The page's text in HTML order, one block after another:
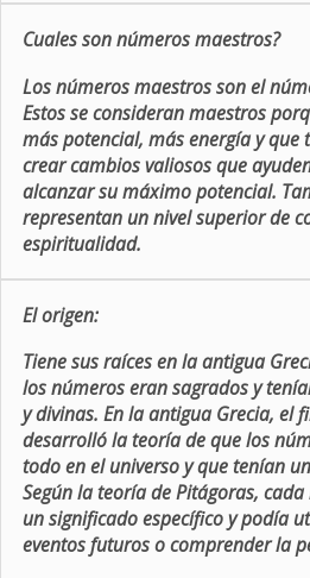
Cuales son números maestros?
Los números maestros son el
Estos se consideran maestros
más potencial, más energía y que
crear cambios valiosos que
alcanzar su máximo potencial.
representan un nivel superior de
espiritualidad.
El origen:
Tiene sus raíces en la antigua
los números eran sagrados y
y divinas. En la antigua Grecia, el
desarrolló la teoría de que los
todo en el universo y que tenían
Según la teoría de Pitágoras,
un significado específico y podía
eventos futuros o comprender la